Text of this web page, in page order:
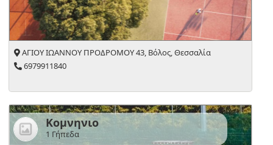
ΑΓΙΟΥ ΙΩΑΝΝΟΥ ΠΡΟΔΡΟΜΟΥ 43, Βόλος, Θεσσαλία
6979911840
Κομνηνιο
1 Γήπεδα